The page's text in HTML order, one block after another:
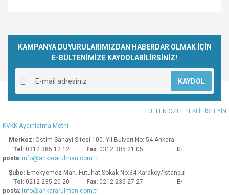
Yorum Yaz
kullanarak tarafımıza iletebilirsiniz.
Görüş ve önerileriniz için teşekkür ederiz.
Ürün resmi kalitesiz, bozuk veya görüntülenemiyor.
Ürün açıklamasında eksik bilgiler bulunuyor.
Ürün bilgilerinde hatalar bulunuyor.
Ürün fiyatı diğer sitelerden daha pahalı.
Bu ürüne benzer farklı alternatifler olmalı.
KAMPANYA DUYURULARIMIZDAN HABERDAR OLMAK İÇİN
E-BÜLTENİMİZE KAYDOLABİLİRSİNİZ!
KAYDOL
LÜTFEN ÖZEL TEKLİF İSTEYİN
KVKK Aydınlatma Metni
Merkez: Ostim Sanayi Sitesi 100. Yıl Bulvarı No: 54 Ankara
Tel: 0312 385 12 12 Fax: 0312 385 21 05
E-
posta: info@ankararulman.com.tr
Şube: Emekyemez Mah. Futuhat Sokak No:34 Karaköy/İstanbul
Tel: 0212 235 20 20 Fax: 0212 235 27 27
E-
posta: info@ankararulman.com.tr